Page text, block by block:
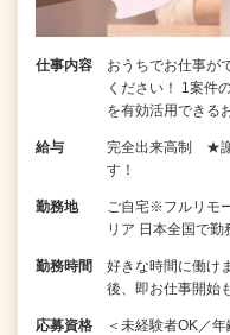
仕事内容
おうちでお仕事が
ください！ 1案件
を有効活用でき
給与
完全出来高制 ★謝
す！
勤務地
ご自宅※フルリモ
リア 日本全国で勤
勤務時間
好きな時間に働け
後、即お仕事開
応募資格
＜未経験者OK／